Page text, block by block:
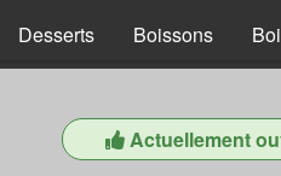
Desserts Boissons
Actuellement